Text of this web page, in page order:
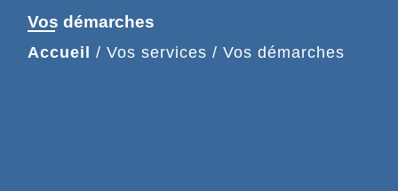
Vos démarches
Accueil / Vos services / Vos démarches